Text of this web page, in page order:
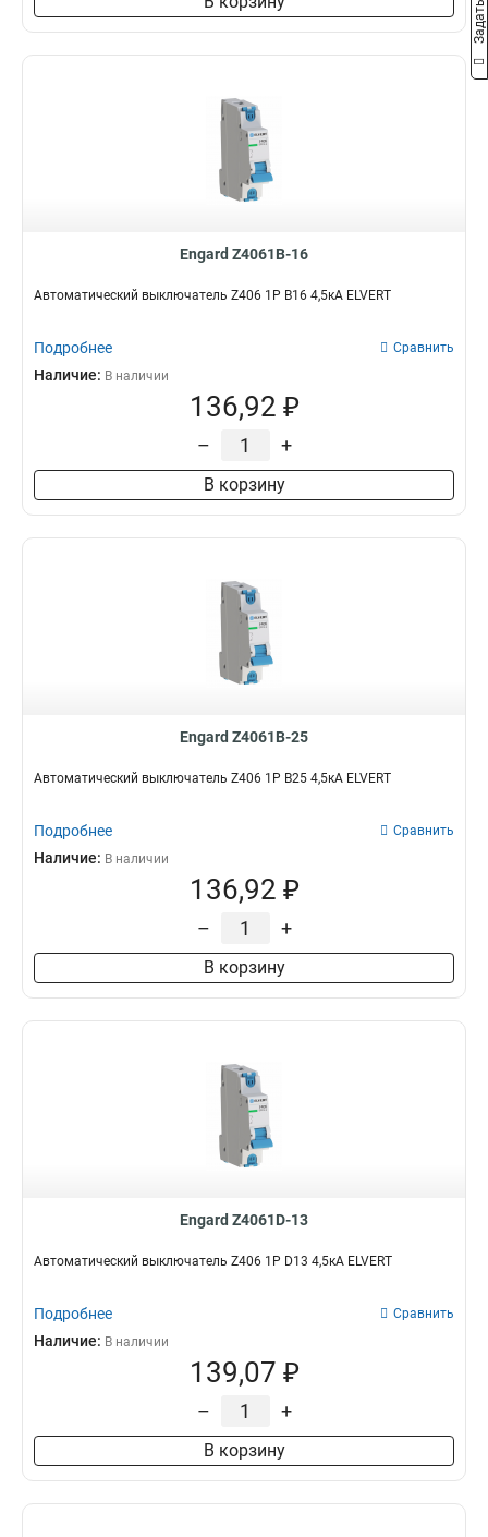
Engard Z4061B-16
Автоматический выключатель Z406 1Р B16 4,5кА ELVERT
Подробнее Сравнить
Наличие: В наличии
136,92 ₽
– +
В корзину
Engard Z4061B-25
Автоматический выключатель Z406 1Р B25 4,5кА ELVERT
Подробнее Сравнить
Наличие: В наличии
136,92 ₽
– +
В корзину
Engard Z4061D-13
Автоматический выключатель Z406 1Р D13 4,5кА ELVERT
Подробнее Сравнить
Наличие: В наличии
139,07 ₽
– +
В корзину